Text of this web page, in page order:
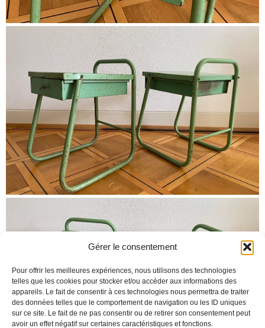
Gérer le consentement
Pour offrir les meilleures expériences, nous utilisons des technologies
telles que les cookies pour stocker et/ou accéder aux informations des
appareils. Le fait de consentir à ces technologies nous permettra de traiter
des données telles que le comportement de navigation ou les ID uniques
sur ce site. Le fait de ne pas consentir ou de retirer son consentement peut
avoir un effet négatif sur certaines caractéristiques et fonctions.